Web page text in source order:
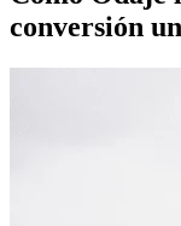
conversión